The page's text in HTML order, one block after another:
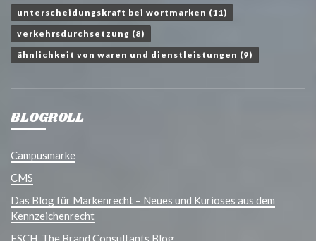
unterscheidungskraft bei wortmarken (11)
verkehrsdurchsetzung (8)
ähnlichkeit von waren und dienstleistungen (9)
BLOGROLL
Campusmarke
CMS
Das Blog für Markenrecht – Neues und Kurioses aus dem
Kennzeichenrecht
ESCH. The Brand Consultants Blog